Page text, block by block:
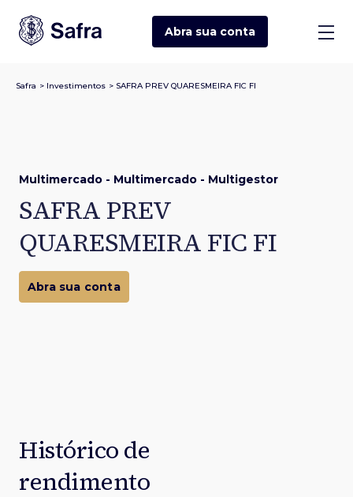
Abra sua conta
Safra > Investimentos > SAFRA PREV QUARESMEIRA FIC FI
Multimercado - Multimercado - Multigestor
SAFRA PREV
QUARESMEIRA FIC FI
Abra sua conta
Histórico de
rendimento